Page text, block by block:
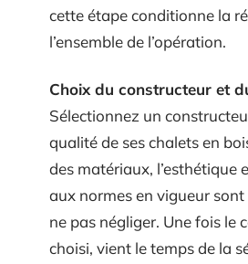
cette étape conditionne la
l’ensemble de l’opération.
Choix du constructeur et
Sélectionnez un
qualité de ses chalets en
des matériaux, l’esthétique
aux normes en vigueur sont
ne pas négliger. Une fois le
choisi, vient le temps de la